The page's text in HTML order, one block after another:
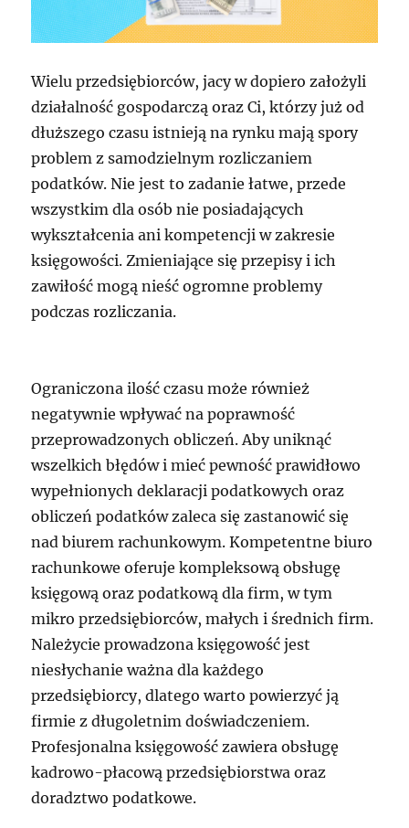
Wielu przedsiębiorców, jacy w dopiero założyli
działalność gospodarczą oraz Ci, którzy już od
dłuższego czasu istnieją na rynku mają spory
problem z samodzielnym rozliczaniem
podatków. Nie jest to zadanie łatwe, przede
wszystkim dla osób nie posiadających
wykształcenia ani kompetencji w zakresie
księgowości. Zmieniające się przepisy i ich
zawiłość mogą nieść ogromne problemy
podczas rozliczania.
Ograniczona ilość czasu może również
negatywnie wpływać na poprawność
przeprowadzonych obliczeń. Aby uniknąć
wszelkich błędów i mieć pewność prawidłowo
wypełnionych deklaracji podatkowych oraz
obliczeń podatków zaleca się zastanowić się
nad biurem rachunkowym. Kompetentne biuro
rachunkowe oferuje kompleksową obsługę
księgową oraz podatkową dla firm, w tym
mikro przedsiębiorców, małych i średnich firm.
Należycie prowadzona księgowość jest
niesłychanie ważna dla każdego
przedsiębiorcy, dlatego warto powierzyć ją
firmie z długoletnim doświadczeniem.
Profesjonalna księgowość zawiera obsługę
kadrowo-płacową przedsiębiorstwa oraz
doradztwo podatkowe.